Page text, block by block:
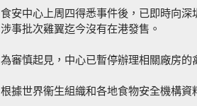
食安中心上周四得悉事件後，已即時向
涉事批次雞翼迄今沒有在港發售。
為審慎起見，中心已暫停辦理相關廠房
根據世界衞生組織和各地食物安全機構資